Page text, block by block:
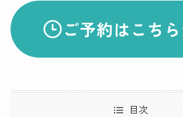
ご予約はこち
目次